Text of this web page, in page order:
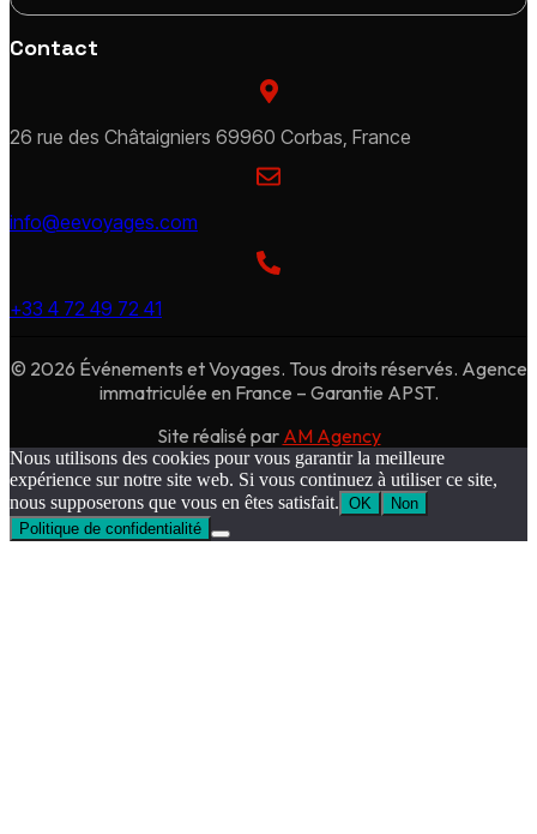
Contact
26 rue des Châtaigniers 69960 Corbas, France
info@eevoyages.com
+33 4 72 49 72 41
© 2026 Événements et Voyages. Tous droits réservés. Agence
immatriculée en France – Garantie APST.
Site réalisé par AM Agency
Nous utilisons des cookies pour vous garantir la meilleure
expérience sur notre site web. Si vous continuez à utiliser ce site,
nous supposerons que vous en êtes satisfait. OK
Non
Politique de confidentialité